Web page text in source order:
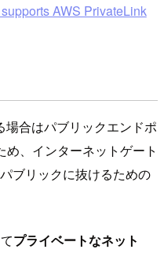
AWS PrivateLink
合はパブリックエンドポ
、インターネットゲート
ブリックに抜けるための
プライベートなネット